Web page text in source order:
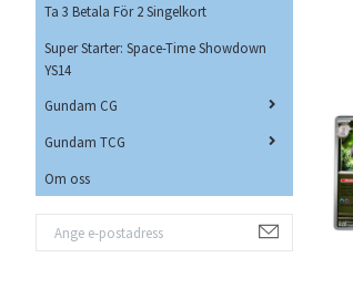
Ta 3 Betala För 2 Singelkort
Super Starter: Space-Time Showdown
YS14
Gundam CG
Gundam TCG
Om oss